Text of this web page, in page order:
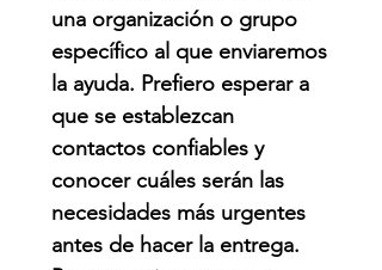
una organización o grupo
específico al que enviaremos
la ayuda. Prefiero esperar a
que se establezcan
contactos confiables y
conocer cuáles serán las
necesidades más urgentes
antes de hacer la entrega.